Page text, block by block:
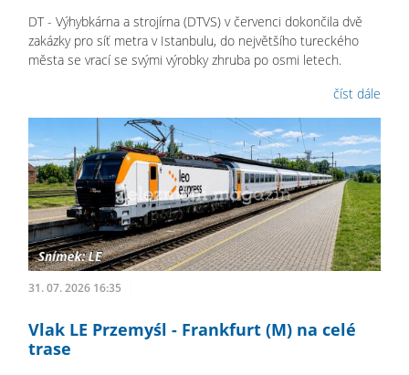
DT - Výhybkárna a strojírna (DTVS) v červenci dokončila dvě
zakázky pro síť metra v Istanbulu, do největšího tureckého
města se vrací se svými výrobky zhruba po osmi letech.
číst dále
31. 07. 2026 16:35
Vlak LE Przemyśl - Frankfurt (M) na celé
trase